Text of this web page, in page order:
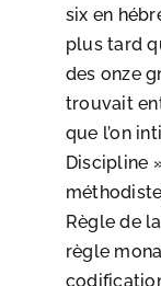
six en
plus tard
des onze
trouvait
que l’on
Discipline
Règle de
règle